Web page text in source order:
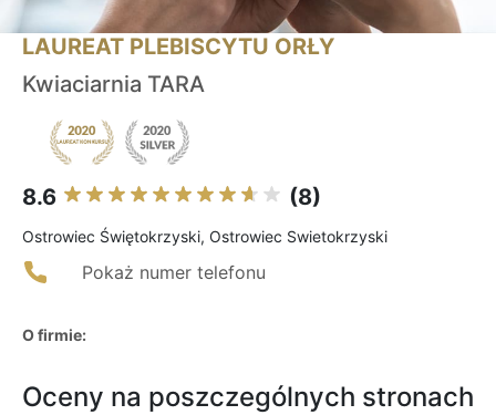
LAUREAT PLEBISCYTU ORŁY
Kwiaciarnia TARA
8.6 (8)
Ostrowiec Świętokrzyski, Ostrowiec Swietokrzyski
Pokaż numer telefonu
O firmie:
Oceny na poszczególnych stronach